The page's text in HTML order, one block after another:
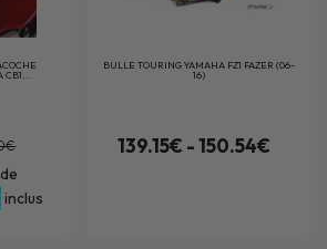
CB1...
inclus
BULLE TOURING YAMAHA FZ1 FAZER (06-
16)
139.15€ - 150.54€